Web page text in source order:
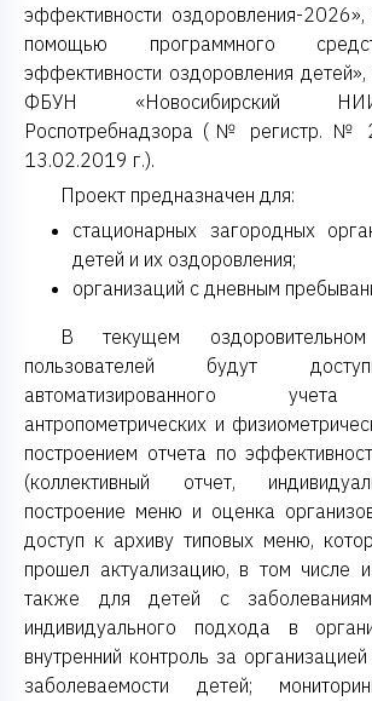
эффективности оздоровления-
помощью программного
эффективности оздоровления детей»,
ФБУН «Новосибирский
Роспотребнадзора (№ регистр. №
13.02.2019 г.).
Проект предназначен для:
стационарных загородных
детей и их оздоровления;
организаций с дневным
В текущем
пользователей будут
автоматизированного учета
антропометрических и
построением отчета по
(коллективный отчет,
построение меню и оценка
доступ к архиву типовых меню,
прошел актуализацию, в том числе
также для детей с
индивидуального подхода в
внутренний контроль за
заболеваемости детей;